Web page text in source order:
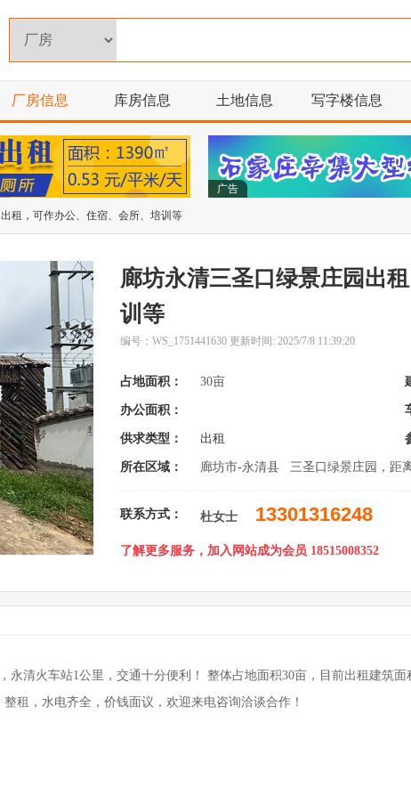
厂房信息 库房信息 土地信息 写字楼信息
广告
，可作办公、住宿、会所、培训等
廊坊永清三圣口绿景庄园出
训等
编号：WS_1751441630 更新时间: 2025/7/8 11:39:20
占地面积： 30亩
办公面积：
供求类型： 出租
所在区域： 廊坊市-永清县 三圣口绿景庄园，距
联系方式： 杜女士 13301316248
了解更多服务，加入网站成为会员 18515008352
清火车站1公里，交通十分便利！ 整体占地面积30亩，目前出租建筑面
培训等，整租，水电齐全，价钱面议，欢迎来电咨询洽谈